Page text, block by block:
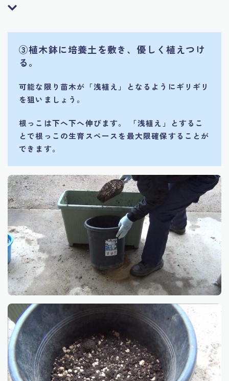
③植木鉢に培養土を敷き、優しく植えつけ
る。
可能な限り苗木が「浅植え」となるようにギリギリ
を狙いましょう。
根っこは下へ下へ伸びます。 「浅植え」とするこ
とで根っこの生育スペースを最大限確保することが
できます。